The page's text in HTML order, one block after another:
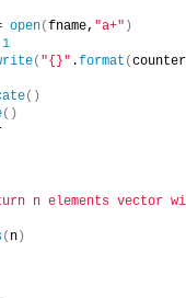
open(fname, "a+" )
1
( "{}" .format (
()
()
n elements vector
( n )